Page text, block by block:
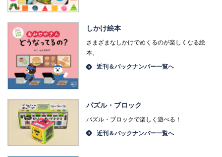
しかけ絵本
さまざまなしかけでめくるのが楽しくなる絵
本。
近刊＆バックナンバー一覧へ
パズル・ブロック
パズル・ブロックで楽しく遊べる！
近刊＆バックナンバー一覧へ